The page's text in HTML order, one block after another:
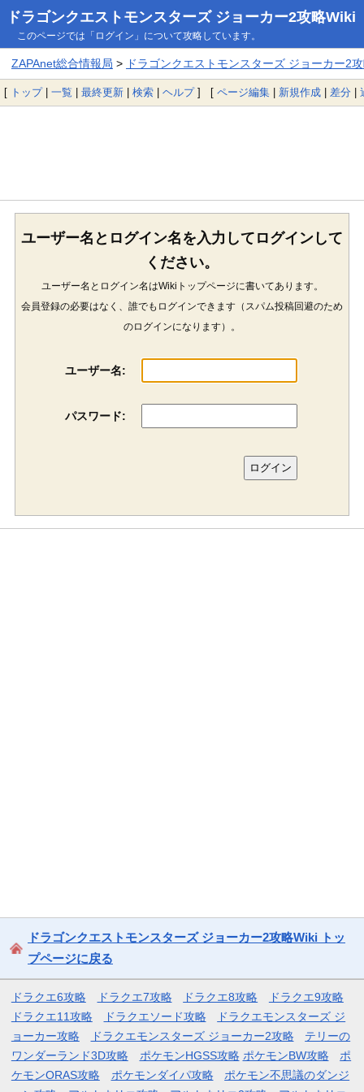
ドラゴンクエストモンスターズ ジョーカー2攻略Wiki
このページでは「ログイン」について攻略しています。
ZAPAnet総合情報局 > ドラゴンクエストモンスターズ ジョーカー2
[ トップ| 一覧 | 最終更新 | 検索 | ヘルプ] [ ページ編集 | 新規作成 | 差分 |
ユーザー名とログイン名を入力してログインして
ください。
ユーザー名とログイン名はWikiトップページに書いてあります。
会員登録の必要はなく、誰でもログインできます（スパム投稿回避のため
のログインになります）。
ユーザー名:
パスワード:
ドラゴンクエストモンスターズ ジョーカー2攻略Wiki トッ
プページに戻る
ドラクエ6攻略 ドラクエ7攻略 ドラクエ8攻略
ドラクエ9攻略
ドラクエ11攻略
ドラクエソード攻略
ドラクエモンスターズ ジ
ョーカー攻略
ドラクエモンスターズ ジョーカー2攻略
テリーの
ワンダーランド3D攻略
ポケモンHGSS攻略 ポケモンBW攻略
ポ
ケモンORAS攻略
ポケモンダイパ攻略
ポケモン不思議のダンジ